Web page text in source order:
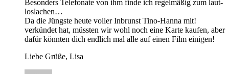
Besonders Telefonate von ihm finde ich regelmäßig zum laut-
loslachen…
Da die Jüngste heute voller Inbrunst Tino-Hanna mit!
verkündet hat, müssten wir wohl noch eine Karte kaufen, aber
dafür könnten dich endlich mal alle auf einen Film einigen!
Liebe Grüße, Lisa